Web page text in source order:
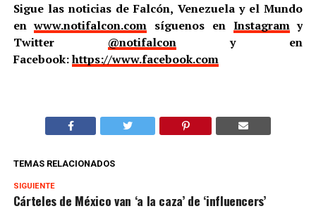
Sigue las noticias de Falcón, Venezuela y el Mundo
enwww.notifalcon.com síguenos en Instagramy
Twitter @notifalcony en
Facebook:https://www.facebook.com
TEMAS RELACIONADOS
SIGUIENTE
Cárteles de México van ‘a la caza’ de ‘influencers’